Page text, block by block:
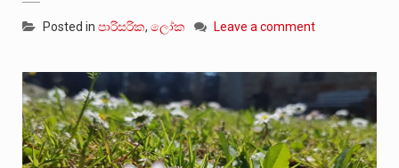
Posted in පාරිසරික, ලෝක Leave a comment